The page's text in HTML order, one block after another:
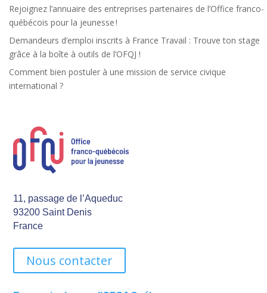
Rejoignez l’annuaire des entreprises partenaires de l’Office franco-
québécois pour la jeunesse !
Demandeurs d’emploi inscrits à France Travail : Trouve ton stage
grâce à la boîte à outils de l’OFQJ !
Comment bien postuler à une mission de service civique
international ?
11, passage de l’Aqueduc
93200 Saint Denis
France
Nous contacter